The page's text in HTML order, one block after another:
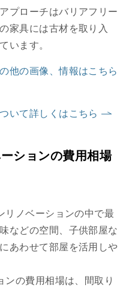
プローチはバリアフリー
家具には古材を取り入
います。
他の画像、情報はこちら
いて詳しくはこちら
ションの費用相場
リノベーションの中で最
などの空間、子供部屋な
あわせて部屋を活用しや
の費用相場は、間取り